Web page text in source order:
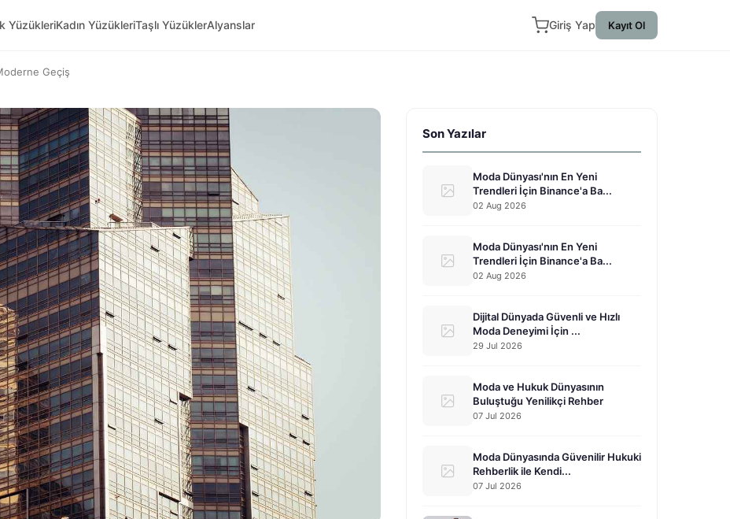
YüzükleriKadın YüzükleriTaşlı YüzüklerAlyanslar Giriş Yap Kayıt Ol
Geçiş
Son Yazılar
Moda Dünyası'nın En Yeni
Trendleri İçin Binance'a Ba...
02 Aug 2026
Moda Dünyası'nın En Yeni
Trendleri İçin Binance'a Ba...
02 Aug 2026
Dijital Dünyada Güvenli ve Hızlı
Moda Deneyimi İçin ...
29 Jul 2026
Moda ve Hukuk Dünyasının
Buluştuğu Yenilikçi Rehber
07 Jul 2026
Moda Dünyasında Güvenilir Hukuki
Rehberlik ile Kendi...
07 Jul 2026